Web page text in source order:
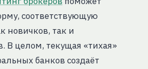
соответствующую
новичков, так и
В целом, текущая «тихая»
банков создаёт